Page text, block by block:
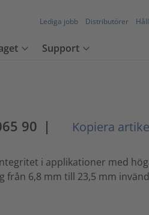
Lediga jobb Distributörer
Support
90 | Kopiera
i applikationer med
från 6,8 mm till 23,5 mm